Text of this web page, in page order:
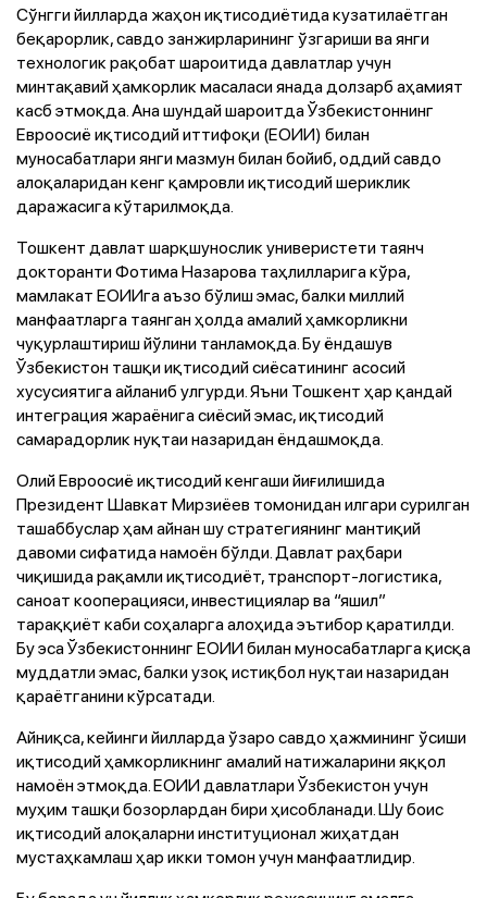
Сўнгги йилларда жаҳон иқтисодиётида кузатилаётган
беқарорлик, савдо занжирларининг ўзгариши ва янги
технологик рақобат шароитида давлатлар учун
минтақавий ҳамкорлик масаласи янада долзарб аҳамият
касб этмоқда. Ана шундай шароитда Ўзбекистоннинг
Евроосиё иқтисодий иттифоқи (ЕОИИ) билан
муносабатлари янги мазмун билан бойиб, оддий савдо
алоқаларидан кенг қамровли иқтисодий шериклик
даражасига кўтарилмоқда.
Тошкент давлат шарқшунослик универистети таянч
докторанти Фотима Назарова таҳлилларига кўра,
мамлакат ЕОИИга аъзо бўлиш эмас, балки миллий
манфаатларга таянган ҳолда амалий ҳамкорликни
чуқурлаштириш йўлини танламоқда. Бу ёндашув
Ўзбекистон ташқи иқтисодий сиёсатининг асосий
хусусиятига айланиб улгурди. Яъни Тошкент ҳар қандай
интеграция жараёнига сиёсий эмас, иқтисодий
самарадорлик нуқтаи назаридан ёндашмоқда.
Олий Евроосиё иқтисодий кенгаши йиғилишида
Президент Шавкат Мирзиёев томонидан илгари сурилган
ташаббуслар ҳам айнан шу стратегиянинг мантиқий
давоми сифатида намоён бўлди. Давлат раҳбари
чиқишида рақамли иқтисодиёт, транспорт-логистика,
саноат кооперацияси, инвестициялар ва “яшил”
тараққиёт каби соҳаларга алоҳида эътибор қаратилди.
Бу эса Ўзбекистоннинг ЕОИИ билан муносабатларга қисқа
муддатли эмас, балки узоқ истиқбол нуқтаи назаридан
қараётганини кўрсатади.
Айниқса, кейинги йилларда ўзаро савдо ҳажмининг ўсиши
иқтисодий ҳамкорликнинг амалий натижаларини яққол
намоён этмоқда. ЕОИИ давлатлари Ўзбекистон учун
муҳим ташқи бозорлардан бири ҳисобланади. Шу боис
иқтисодий алоқаларни институционал жиҳатдан
мустаҳкамлаш ҳар икки томон учун манфаатлидир.